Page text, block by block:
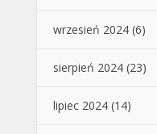
wrzesień 2024 (6)
sierpień 2024 (23)
lipiec 2024 (14)